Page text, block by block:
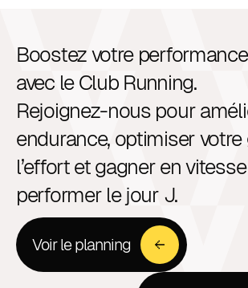
Boostez votre
avec le Club Running.
Rejoignez-nous pour
endurance, optimiser
l’effort et gagner en
performer le jour J.
Voir le planning